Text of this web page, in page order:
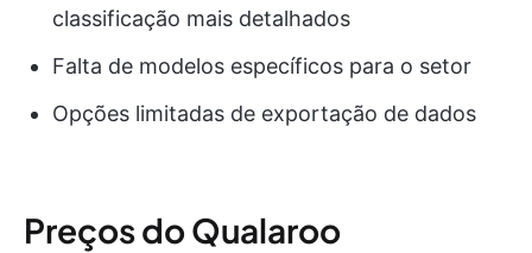
classificação mais detalhados
Falta de modelos específicos para o setor
Opções limitadas de exportação de dados
Preços do Qualaroo